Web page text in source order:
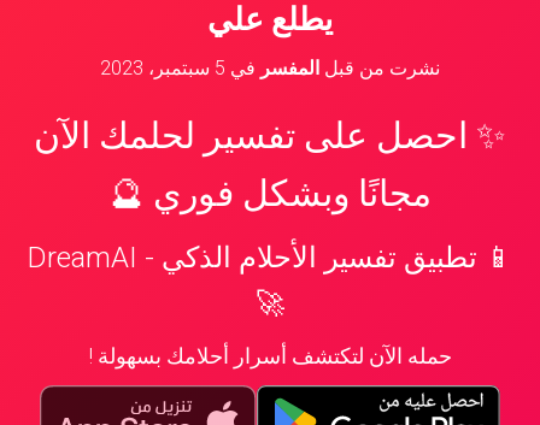
يطلع علي
نشرت من قبل المفسر في 5 سبتمبر، 2023
✨ احصل على تفسير لحلمك الآن
مجانًا وبشكل فوري 🔮
📱 تطبيق تفسير الأحلام الذكي - DreamAI
🚀
حمله الآن لتكتشف أسرار أحلامك بسهولة !